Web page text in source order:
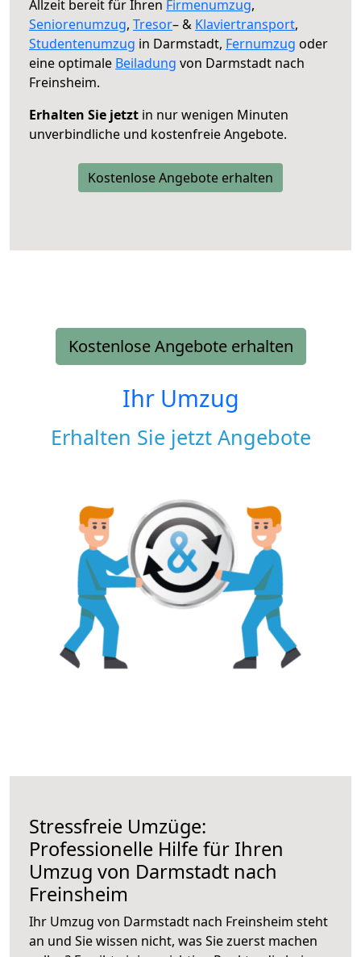
Allzeit bereit für Ihren Firmenumzug,
Seniorenumzug, Tresor– & Klaviertransport,
Studentenumzug in Darmstadt, Fernumzug oder
eine optimale Beiladung von Darmstadt nach
Freinsheim.
Erhalten Sie jetzt in nur wenigen Minuten
unverbindliche und kostenfreie Angebote.
Kostenlose Angebote erhalten
Kostenlose Angebote erhalten
Ihr Umzug
Erhalten Sie jetzt Angebote
Stressfreie Umzüge:
Professionelle Hilfe für Ihren
Umzug von Darmstadt nach
Freinsheim
Ihr Umzug von Darmstadt nach Freinsheim steht
an und Sie wissen nicht, was Sie zuerst machen